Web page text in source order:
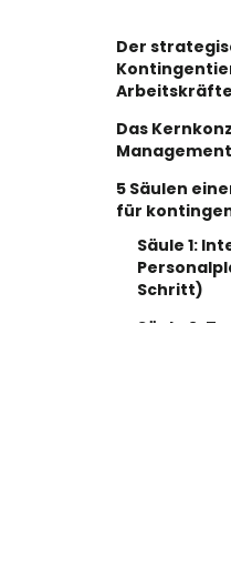
Der
Arbeitskräfte
Das
5 Säulen
für
Säule 1:
Schritt)
Säule 2: